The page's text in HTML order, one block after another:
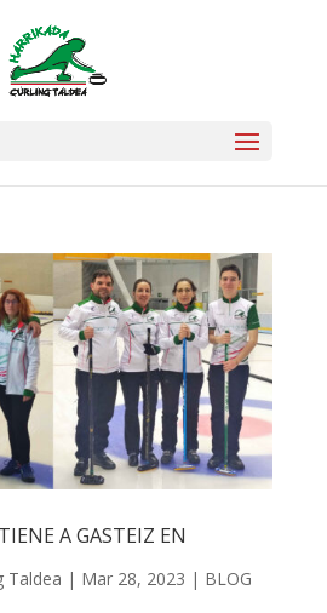
A GASTEIZ EN
Taldea | Mar 28, 2023 | BLOG